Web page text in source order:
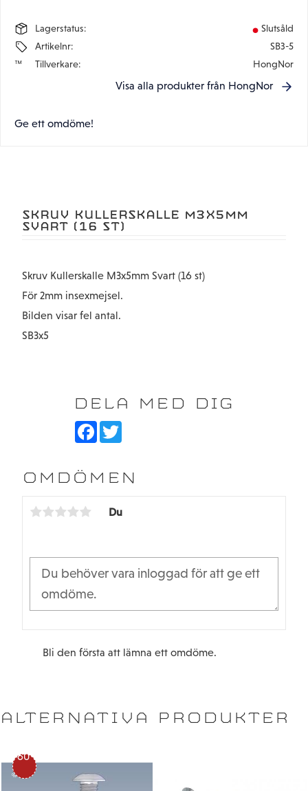
Lagerstatus
Slutsåld
Artikelnr
SB3-5
Tillverkare
HongNor
Visa alla produkter från HongNor
Ge ett omdöme!
SKRUV KULLERSKALLE M3X5MM
SVART (16 ST)
Skruv Kullerskalle M3x5mm Svart (16 st)
För 2mm insexmejsel.
Bilden visar fel antal.
SB3x5
DELA MED DIG
F
b
o
T
t
e
OMDÖMEN
Du
Bli den första att lämna ett omdöme.
ALTERNATIVA PRODUKTER
60
%